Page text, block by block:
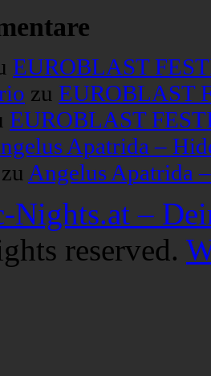
EUROBLAST
zu EUROBLAST
EUROBLAST
Apatrida –
zu Angelus Apatrida
Nights.at –
reserved.